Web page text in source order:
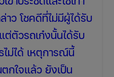
าว โชคดีที่ไม่มีผู้ได้รับ
ต่ตัวรถเก๋งนั้นได้รับ
ไม่ได้ เหตุการณ์นี้
กใจแล้ว ยังเป็น